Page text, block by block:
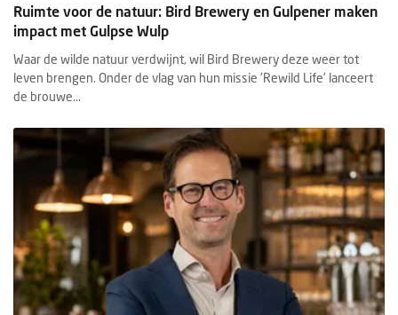
Ruimte voor de natuur: Bird Brewery en Gulpener maken
impact met Gulpse Wulp
Waar de wilde natuur verdwijnt, wil Bird Brewery deze weer tot
leven brengen. Onder de vlag van hun missie 'Rewild Life’ lanceert
de brouwe...